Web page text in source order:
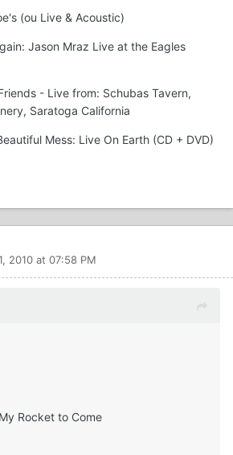
(ou Live & Acoustic)
Jason Mraz Live at the Eagles
- Live from: Schubas Tavern,
Saratoga California
Mess: Live On Earth (CD + DVD)
2010 at 07:58 PM
Rocket to Come